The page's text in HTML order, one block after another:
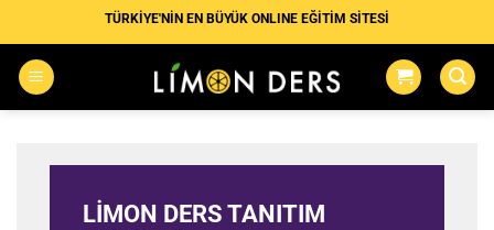
atla
TÜRKİYE'NİN EN BÜYÜK ONLINE EĞİTİM SİTESİ
LİMON DERS TANITIM